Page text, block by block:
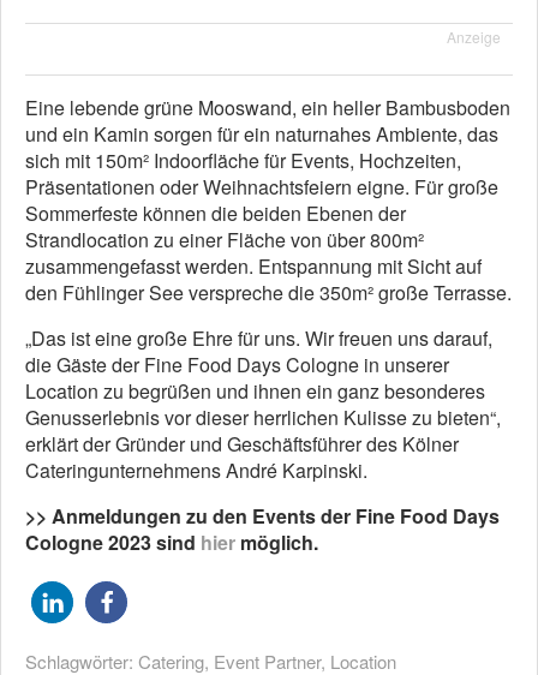
Anzeige
Eine lebende grüne Mooswand, ein heller Bambusboden
und ein Kamin sorgen für ein naturnahes Ambiente, das
sich mit 150m² Indoorfläche für Events, Hochzeiten,
Präsentationen oder Weihnachtsfeiern eigne. Für große
Sommerfeste können die beiden Ebenen der
Strandlocation zu einer Fläche von über 800m²
zusammengefasst werden. Entspannung mit Sicht auf
den Fühlinger See verspreche die 350m² große Terrasse.
„Das ist eine große Ehre für uns. Wir freuen uns darauf,
die Gäste der Fine Food Days Cologne in unserer
Location zu begrüßen und ihnen ein ganz besonderes
Genusserlebnis vor dieser herrlichen Kulisse zu bieten“,
erklärt der Gründer und Geschäftsführer des Kölner
Cateringunternehmens André Karpinski.
>> Anmeldungen zu den Events der Fine Food Days
Cologne 2023 sind hier möglich.
Schlagwörter: Catering, Event Partner, Location